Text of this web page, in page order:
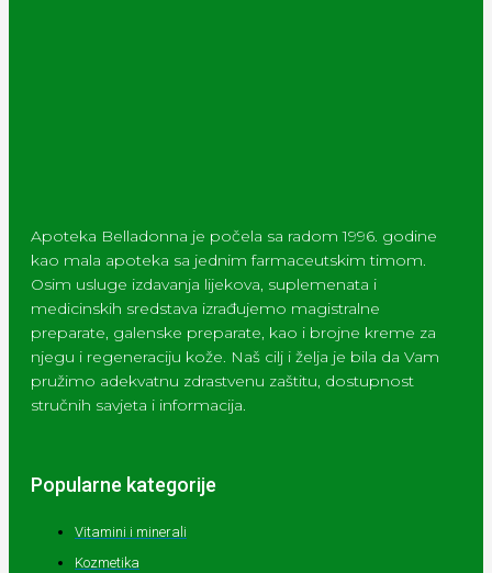
Apoteka Belladonna je počela sa radom 1996. godine
kao mala apoteka sa jednim farmaceutskim timom.
Osim usluge izdavanja lijekova, suplemenata i
medicinskih sredstava izrađujemo magistralne
preparate, galenske preparate, kao i brojne kreme za
njegu i regeneraciju kože. Naš cilj i želja je bila da Vam
pružimo adekvatnu zdrastvenu zaštitu, dostupnost
stručnih savjeta i informacija.
Popularne kategorije
Vitamini i minerali
Kozmetika